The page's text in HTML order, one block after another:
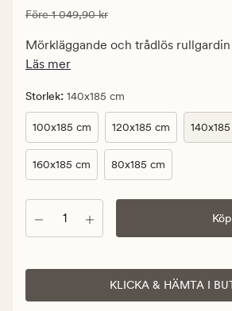
629,94
kr.
Ordinarie
1
049,90
kr
Ordinarie pris 1 049,90 kr
Före1 049,90 kr
Mörkläggande och trådlös
Läs mer
Storlek: 140x185 cm
100x185 cm 120x185 cm
160x185 cm 80x185 cm
Antal Köp
KLICKA & HÄMTA I